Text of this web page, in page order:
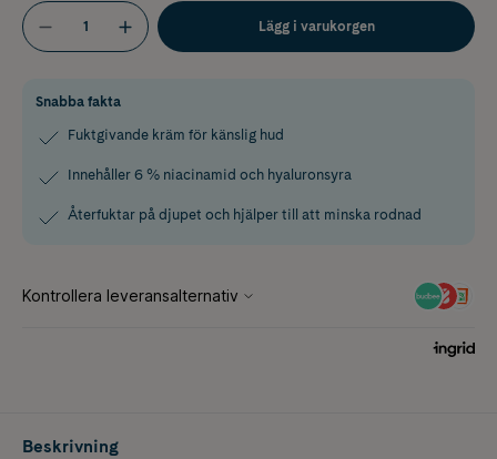
Lägg i varukorgen
Snabba fakta
Fuktgivande kräm för känslig hud
Innehåller 6 % niacinamid och hyaluronsyra
Återfuktar på djupet och hjälper till att minska rodnad
Beskrivning